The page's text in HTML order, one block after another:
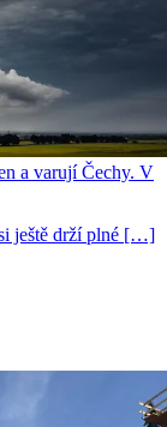
a varují Čechy. V
si ještě drží plné […]